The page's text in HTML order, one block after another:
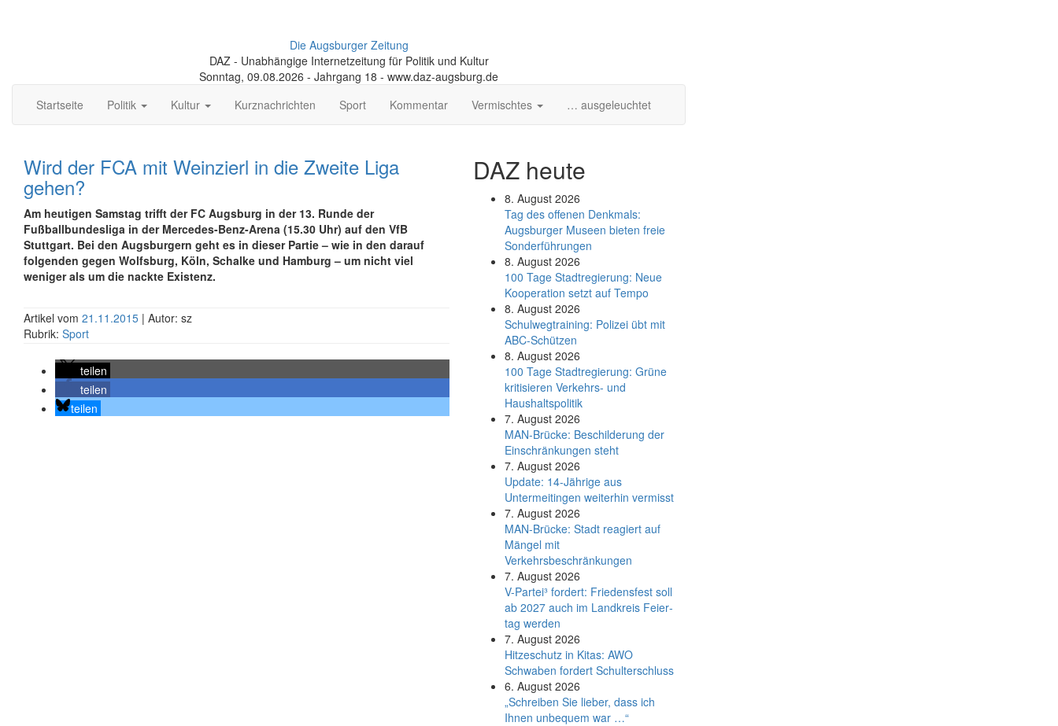
Die Augsburger Zeitung
DAZ - Unabhängige Internetzeitung für Politik und Kultur
Sonntag, 09.08.2026 - Jahrgang 18 - www.daz-augsburg.de
Startseite
Politik Kultur Kurznachrichten Sport Kommentar Vermischtes … ausgeleuchtet
Wird der FCA mit Weinzierl in die Zweite Liga
gehen?
Am heutigen Samstag trifft der FC Augsburg in der 13. Runde der
Fußballbundesliga in der Mercedes-Benz-Arena (15.30 Uhr) auf den VfB
Stuttgart. Bei den Augsburgern geht es in dieser Partie – wie in den darauf
folgenden gegen Wolfsburg, Köln, Schalke und Hamburg – um nicht viel
weniger als um die nackte Existenz.
Artikel vom 21.11.2015 | Autor: sz
Rubrik: Sport
teilen
teilen
teilen
DAZ heute
8. August 2026
Tag des offenen Denkmals:
Augsburger Museen bieten freie
Sonderführungen
8. August 2026
100 Tage Stadtregierung: Neue
Kooperation setzt auf Tempo
8. August 2026
Schul­weg­trai­ning: Poli­zei übt mit
ABC-Schüt­zen
8. August 2026
100 Tage Stadtregierung: Grüne
kritisieren Verkehrs- und
Haushaltspolitik
7. August 2026
MAN-Brücke: Beschilderung der
Einschränkungen steht
7. August 2026
Update: 14-Jährige aus
Untermeitingen weiterhin vermisst
7. August 2026
MAN-Brücke: Stadt reagiert auf
Mängel mit
Verkehrsbeschränkungen
7. August 2026
V-Partei­³ fordert: Friedens­fest soll
ab 2027 auch im Land­kreis Feier­
tag werden
7. August 2026
Hitzeschutz in Kitas: AWO
Schwaben fordert Schulterschluss
6. August 2026
„Schreiben Sie lieber, dass ich
Ihnen unbequem war …“